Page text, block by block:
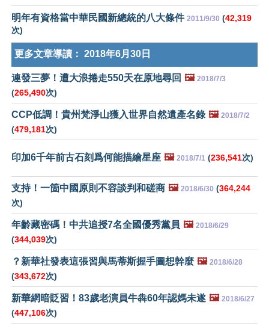
明年有資格當中華民國新總統的八大條件 2011/9/30 (42,319
次)
更多文章導讀： 2018年6月30日
連發三夢！遭大浪捲走550天在原地尋回 🖼️ 2018/7/3
(265,490次)
CCP低調！貴州梵淨山獲入世界自然遺產名錄 🖼️ 2018/7/2
(479,181次)
印加6千年前古石刻爲何能描繪星座 🖼️ 2018/7/1 (236,541次)
支持！一箇中國原則不容談判和磋商 🖼️ 2018/6/30 (364,244
次)
年齡藏密碼！中共追授7名全國優秀黨員 🖼️ 2018/6/29
(344,039次)
？新華社發表這張習與馬蒂斯握手圖想幹麼 🖼️ 2018/6/28
(343,672次)
新華網暗貶習！83歲老演員牛犇60年認媽未遂 🖼️ 2018/6/27
(447,106次)